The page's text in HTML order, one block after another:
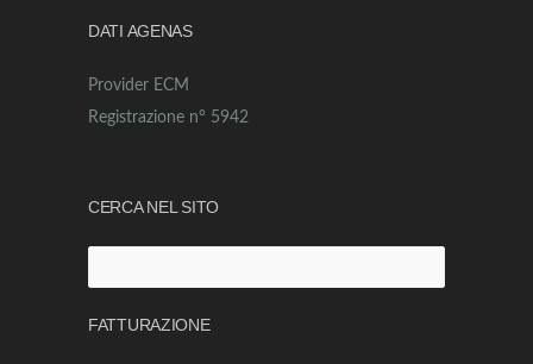
DATI AGENAS
Provider ECM
Registrazione n° 5942
CERCA NEL SITO
per:
FATTURAZIONE